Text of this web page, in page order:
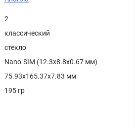
2
классический
стекло
Nano-SIM (12.3x8.8x0.67 мм)
75.93x165.37x7.83 мм
195 гр